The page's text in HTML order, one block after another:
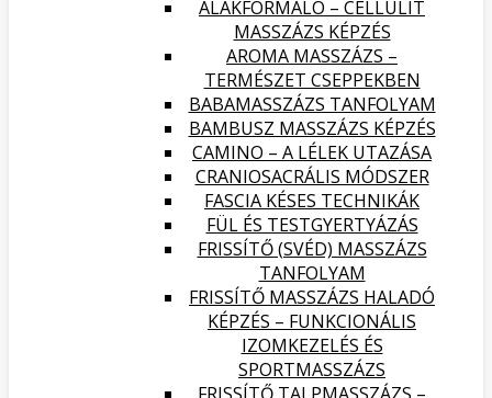
ALAKFORMÁLÓ – CELLULIT
MASSZÁZS KÉPZÉS
AROMA MASSZÁZS –
TERMÉSZET CSEPPEKBEN
BABAMASSZÁZS TANFOLYAM
BAMBUSZ MASSZÁZS KÉPZÉS
CAMINO – A LÉLEK UTAZÁSA
CRANIOSACRÁLIS MÓDSZER
FASCIA KÉSES TECHNIKÁK
FÜL ÉS TESTGYERTYÁZÁS
FRISSÍTŐ (SVÉD) MASSZÁZS
TANFOLYAM
FRISSÍTŐ MASSZÁZS HALADÓ
KÉPZÉS – FUNKCIONÁLIS
IZOMKEZELÉS ÉS
SPORTMASSZÁZS